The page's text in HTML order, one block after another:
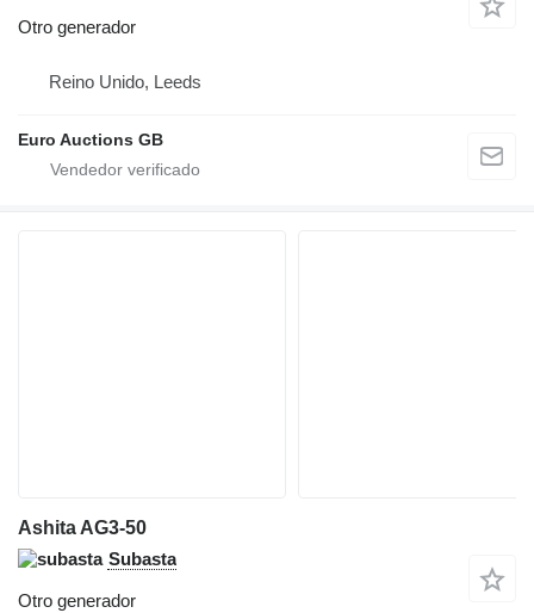
Otro generador
Reino Unido, Leeds
Euro Auctions GB
Ashita AG3-50
Subasta
Otro generador